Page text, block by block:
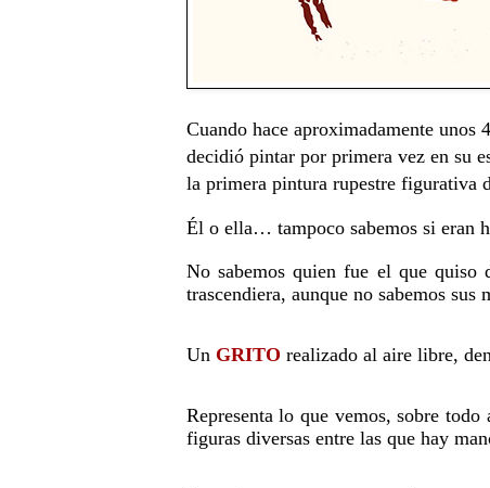
Cuando hace aproximadamente unos
decidió pintar por primera vez en su
la primera pintura rupestre figurativa
Él o ella… tampoco sabemos si eran
No sabemos quien fue el que quiso
trascendiera, aunque no sabemos sus
Un GRITO realizado al aire libre,
Representa lo que vemos, sobre
figuras diversas entre las que hay